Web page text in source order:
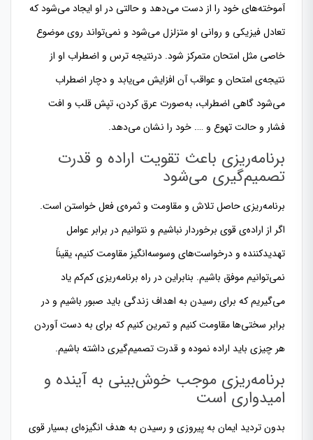
آموخته‌های خود را از دست می‌دهد و حالتی در او ایجاد می‌شود که
تعادل فیزیکی و روانی او متزلزل می‌شود و نمی‌تواند روی موضوع
خاصی مثل امتحان متمرکز شود. درنتیجه ترس و اضطراب او از
نتیجه‌ی امتحان و عواقب آن افزایش می‌یابد و دچار اضطراب
می‌شود گاهی اضطراب، به‌صورت عرق کردن، تپش قلب و افت
فشار و حالت تهوع و …. خود را نشان می‌دهد.
برنامه‌ریزی باعث تقویت اراده و قدرت
تصمیم‌گیری می‌شود
برنامه‌ریزی حاصل تلاش و مقاومت و ثمره‌ی فعل خواستن است.
اگر از اراده‌ی قوی برخوردار نباشیم و نتوانیم در برابر عوامل
تهدیدکننده و درخواست‌های وسوسه‌انگیز مقاومت کنیم، یقیناً
نمی‌توانیم موفق باشیم. بنابراین در راه برنامه‌ریزی کم‌کم یاد
می‌گیریم که برای رسیدن به اهداف زندگی باید صبور باشیم و در
برابر سختی‌ها مقاومت کنیم و تمرین کنیم که برای به دست آوردن
هر چیزی باید اراده نموده و قدرت تصمیم‌گیری داشته باشیم.
برنامه‌ریزی موجب خوش‌بینی به آینده و
امیدواری است
بدون تردید ایمان به پیروزی و رسیدن به هدف انگیزه‌ای بسیار قوی